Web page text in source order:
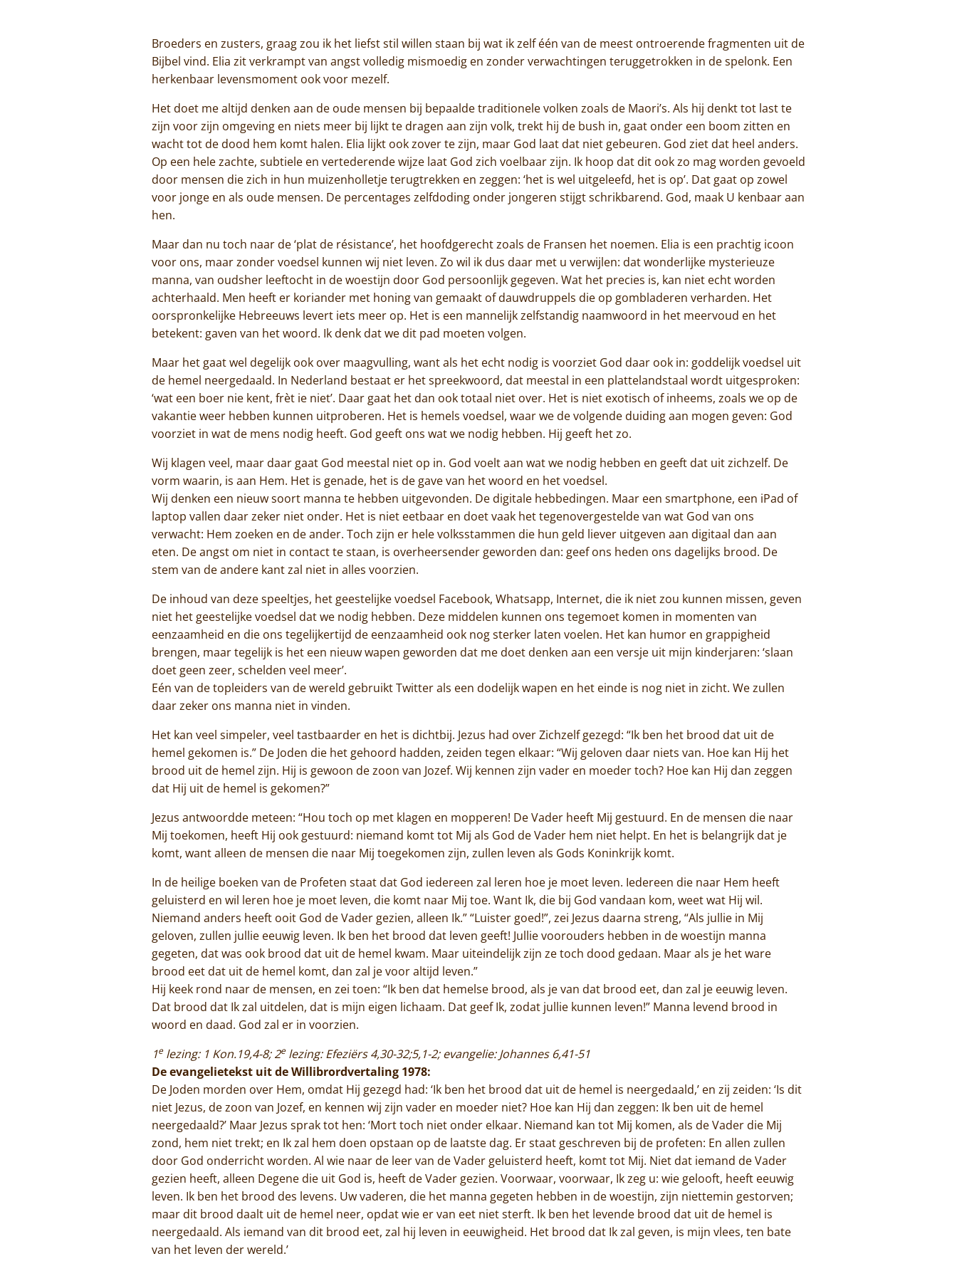
Home
Trappisten
De abdij
Monnik worden
Contact
De kloosterwinkel
Broeders en zusters, graag zou ik het liefst stil willen staan bij wat ik zelf één van de meest ontroerende fragmenten uit de
Bijbel vind. Elia zit verkrampt van angst volledig mismoedig en zonder verwachtingen teruggetrokken in de spelonk. Een
herkenbaar levensmoment ook voor mezelf.
Het doet me altijd denken aan de oude mensen bij bepaalde traditionele volken zoals de Maori’s. Als hij denkt tot last te
zijn voor zijn omgeving en niets meer bij lijkt te dragen aan zijn volk, trekt hij de bush in, gaat onder een boom zitten en
wacht tot de dood hem komt halen. Elia lijkt ook zover te zijn, maar God laat dat niet gebeuren. God ziet dat heel anders.
Op een hele zachte, subtiele en vertederende wijze laat God zich voelbaar zijn. Ik hoop dat dit ook zo mag worden gevoeld
door mensen die zich in hun muizenholletje terugtrekken en zeggen: ‘het is wel uitgeleefd, het is op’. Dat gaat op zowel
voor jonge en als oude mensen. De percentages zelfdoding onder jongeren stijgt schrikbarend. God, maak U kenbaar aan
hen.
Maar dan nu toch naar de ‘plat de résistance’, het hoofdgerecht zoals de Fransen het noemen. Elia is een prachtig icoon
voor ons, maar zonder voedsel kunnen wij niet leven. Zo wil ik dus daar met u verwijlen: dat wonderlijke mysterieuze
manna, van oudsher leeftocht in de woestijn door God persoonlijk gegeven. Wat het precies is, kan niet echt worden
achterhaald. Men heeft er koriander met honing van gemaakt of dauwdruppels die op gombladeren verharden. Het
oorspronkelijke Hebreeuws levert iets meer op. Het is een mannelijk zelfstandig naamwoord in het meervoud en het
betekent: gaven van het woord. Ik denk dat we dit pad moeten volgen.
Maar het gaat wel degelijk ook over maagvulling, want als het echt nodig is voorziet God daar ook in: goddelijk voedsel uit
de hemel neergedaald. In Nederland bestaat er het spreekwoord, dat meestal in een plattelandstaal wordt uitgesproken:
‘wat een boer nie kent, frèt ie niet’. Daar gaat het dan ook totaal niet over. Het is niet exotisch of inheems, zoals we op de
vakantie weer hebben kunnen uitproberen. Het is hemels voedsel, waar we de volgende duiding aan mogen geven: God
voorziet in wat de mens nodig heeft. God geeft ons wat we nodig hebben. Hij geeft het zo.
Wij klagen veel, maar daar gaat God meestal niet op in. God voelt aan wat we nodig hebben en geeft dat uit zichzelf. De
vorm waarin, is aan Hem. Het is genade, het is de gave van het woord en het voedsel.
Wij denken een nieuw soort manna te hebben uitgevonden. De digitale hebbedingen. Maar een smartphone, een iPad of
laptop vallen daar zeker niet onder. Het is niet eetbaar en doet vaak het tegenovergestelde van wat God van ons
verwacht: Hem zoeken en de ander. Toch zijn er hele volksstammen die hun geld liever uitgeven aan digitaal dan aan
eten. De angst om niet in contact te staan, is overheersender geworden dan: geef ons heden ons dagelijks brood. De
stem van de andere kant zal niet in alles voorzien.
De inhoud van deze speeltjes, het geestelijke voedsel Facebook, Whatsapp, Internet, die ik niet zou kunnen missen, geven
niet het geestelijke voedsel dat we nodig hebben. Deze middelen kunnen ons tegemoet komen in momenten van
eenzaamheid en die ons tegelijkertijd de eenzaamheid ook nog sterker laten voelen. Het kan humor en grappigheid
brengen, maar tegelijk is het een nieuw wapen geworden dat me doet denken aan een versje uit mijn kinderjaren: ‘slaan
doet geen zeer, schelden veel meer’.
Eén van de topleiders van de wereld gebruikt Twitter als een dodelijk wapen en het einde is nog niet in zicht. We zullen
daar zeker ons manna niet in vinden.
Het kan veel simpeler, veel tastbaarder en het is dichtbij. Jezus had over Zichzelf gezegd: “Ik ben het brood dat uit de
hemel gekomen is.” De Joden die het gehoord hadden, zeiden tegen elkaar: “Wij geloven daar niets van. Hoe kan Hij het
brood uit de hemel zijn. Hij is gewoon de zoon van Jozef. Wij kennen zijn vader en moeder toch? Hoe kan Hij dan zeggen
dat Hij uit de hemel is gekomen?”
Jezus antwoordde meteen: “Hou toch op met klagen en mopperen! De Vader heeft Mij gestuurd. En de mensen die naar
Mij toekomen, heeft Hij ook gestuurd: niemand komt tot Mij als God de Vader hem niet helpt. En het is belangrijk dat je
komt, want alleen de mensen die naar Mij toegekomen zijn, zullen leven als Gods Koninkrijk komt.
In de heilige boeken van de Profeten staat dat God iedereen zal leren hoe je moet leven. Iedereen die naar Hem heeft
geluisterd en wil leren hoe je moet leven, die komt naar Mij toe. Want Ik, die bij God vandaan kom, weet wat Hij wil.
Niemand anders heeft ooit God de Vader gezien, alleen Ik.” “Luister goed!”, zei Jezus daarna streng, “Als jullie in Mij
geloven, zullen jullie eeuwig leven. Ik ben het brood dat leven geeft! Jullie voorouders hebben in de woestijn manna
gegeten, dat was ook brood dat uit de hemel kwam. Maar uiteindelijk zijn ze toch dood gedaan. Maar als je het ware
brood eet dat uit de hemel komt, dan zal je voor altijd leven.”
Hij keek rond naar de mensen, en zei toen: “Ik ben dat hemelse brood, als je van dat brood eet, dan zal je eeuwig leven.
Dat brood dat Ik zal uitdelen, dat is mijn eigen lichaam. Dat geef Ik, zodat jullie kunnen leven!” Manna levend brood in
woord en daad. God zal er in voorzien.
1elezing: 1 Kon.19,4-8; 2elezing: Efeziërs 4,30-32;5,1-2; evangelie: Johannes 6,41-51
De evangelietekst uit de Willibrordvertaling 1978:
De Joden morden over Hem, omdat Hij gezegd had: ‘Ik ben het brood dat uit de hemel is neergedaald,’ en zij zeiden: ‘Is dit
niet Jezus, de zoon van Jozef, en kennen wij zijn vader en moeder niet? Hoe kan Hij dan zeggen: Ik ben uit de hemel
neergedaald?’ Maar Jezus sprak tot hen: ‘Mort toch niet onder elkaar. Niemand kan tot Mij komen, als de Vader die Mij
zond, hem niet trekt; en Ik zal hem doen opstaan op de laatste dag. Er staat geschreven bij de profeten: En allen zullen
door God onderricht worden. Al wie naar de leer van de Vader geluisterd heeft, komt tot Mij. Niet dat iemand de Vader
gezien heeft, alleen Degene die uit God is, heeft de Vader gezien. Voorwaar, voorwaar, Ik zeg u: wie gelooft, heeft eeuwig
leven. Ik ben het brood des levens. Uw vaderen, die het manna gegeten hebben in de woestijn, zijn niettemin gestorven;
maar dit brood daalt uit de hemel neer, opdat wie er van eet niet sterft. Ik ben het levende brood dat uit de hemel is
neergedaald. Als iemand van dit brood eet, zal hij leven in eeuwigheid. Het brood dat Ik zal geven, is mijn vlees, ten bate
van het leven der wereld.’